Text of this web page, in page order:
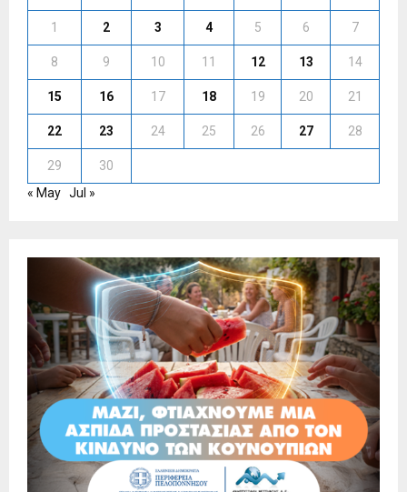
1 2 3 4 5 6 7
8 9 10 11 12 13 14
15 16 17 18 19 20 21
22 23 24 25 26 27 28
29
30
« May Jul »